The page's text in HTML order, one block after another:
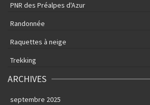
PNR des Préalpes d'Azur
Randonnée
Raquettes à neige
Trekking
ARCHIVES
septembre 2025